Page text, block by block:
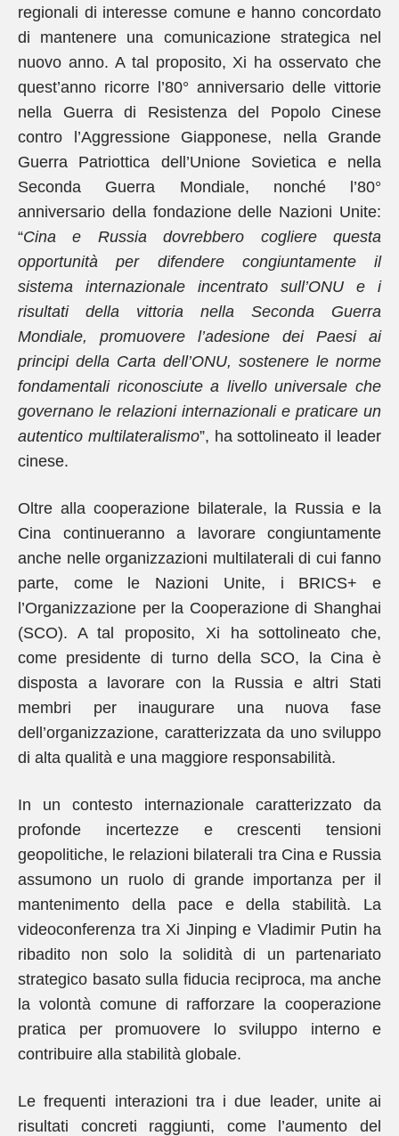
regionali di interesse comune e hanno concordato
di mantenere una comunicazione strategica nel
nuovo anno. A tal proposito, Xi ha osservato che
quest’anno ricorre l’80° anniversario delle vittorie
nella Guerra di Resistenza del Popolo Cinese
contro l’Aggressione Giapponese, nella Grande
Guerra Patriottica dell’Unione Sovietica e nella
Seconda Guerra Mondiale, nonché l’80°
anniversario della fondazione delle Nazioni Unite:
“Cina e Russia dovrebbero cogliere questa
opportunità per difendere congiuntamente il
sistema internazionale incentrato sull’ONU e i
risultati della vittoria nella Seconda Guerra
Mondiale, promuovere l’adesione dei Paesi ai
principi della Carta dell’ONU, sostenere le norme
fondamentali riconosciute a livello universale che
governano le relazioni internazionali e praticare un
autentico multilateralismo”, ha sottolineato il leader
cinese.
Oltre alla cooperazione bilaterale, la Russia e la
Cina continueranno a lavorare congiuntamente
anche nelle organizzazioni multilaterali di cui fanno
parte, come le Nazioni Unite, i BRICS+ e
l’Organizzazione per la Cooperazione di Shanghai
(SCO). A tal proposito, Xi ha sottolineato che,
come presidente di turno della SCO, la Cina è
disposta a lavorare con la Russia e altri Stati
membri per inaugurare una nuova fase
dell’organizzazione, caratterizzata da uno sviluppo
di alta qualità e una maggiore responsabilità.
In un contesto internazionale caratterizzato da
profonde incertezze e crescenti tensioni
geopolitiche, le relazioni bilaterali tra Cina e Russia
assumono un ruolo di grande importanza per il
mantenimento della pace e della stabilità. La
videoconferenza tra Xi Jinping e Vladimir Putin ha
ribadito non solo la solidità di un partenariato
strategico basato sulla fiducia reciproca, ma anche
la volontà comune di rafforzare la cooperazione
pratica per promuovere lo sviluppo interno e
contribuire alla stabilità globale.
Le frequenti interazioni tra i due leader, unite ai
risultati concreti raggiunti, come l’aumento del